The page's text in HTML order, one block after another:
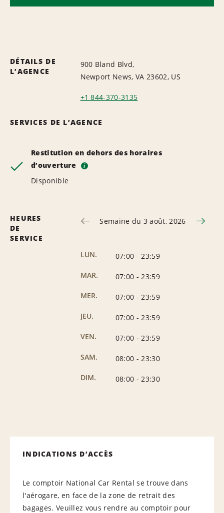
DÉTAILS DE
L’AGENCE
900 Bland Blvd,
Newport News, VA 23602, US
+1 844-370-3135
SERVICES DE L’AGENCE
Restitution en dehors des horaires
d’ouverture
i
Disponible
HEURES
DE
SERVICE
Semaine du 3 août, 2026
LUN. 07:00 - 23:59
MAR.
07:00 - 23:59
MER.
07:00 - 23:59
JEU.
07:00 - 23:59
VEN.
07:00 - 23:59
SAM.
08:00 - 23:30
DIM.
08:00 - 23:30
INDICATIONS D’ACCÈS
Le comptoir National Car Rental se trouve dans
l'aérogare, en face de la zone de retrait des
bagages. Veuillez vous rendre au comptoir pour